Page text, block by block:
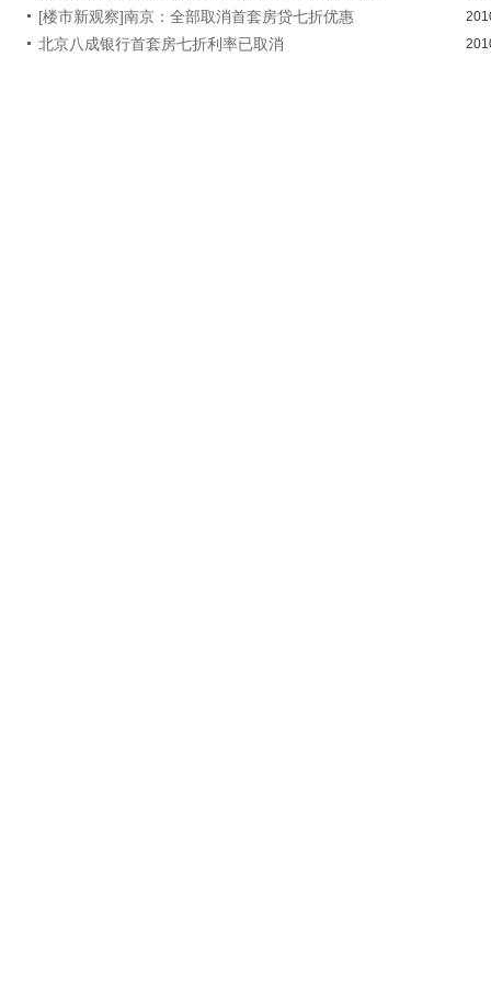
[楼市新观察]南京：全部取消首套房贷七折优惠
北京八成银行首套房七折利率已取消